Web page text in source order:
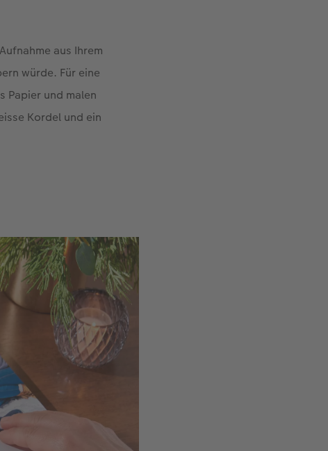
aus Ihrem
würde. Für eine
Papier und malen
Kordel und ein